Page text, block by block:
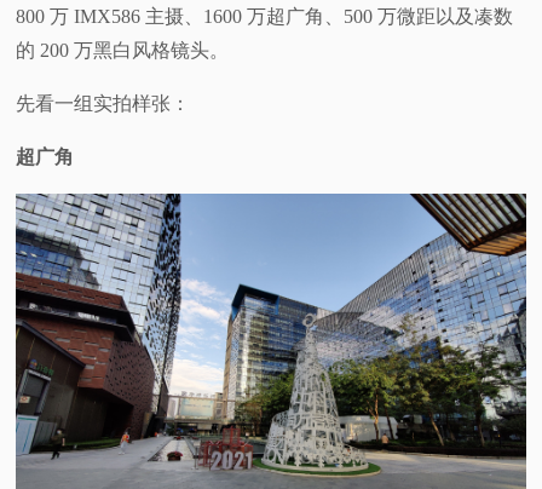
800 万 IMX586 主摄、1600 万超广角、500 万微距以及凑数
的 200 万黑白风格镜头。
先看一组实拍样张：
超广角